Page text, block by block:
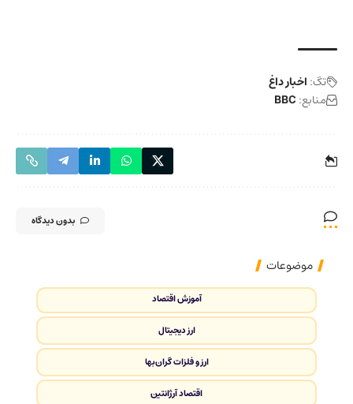
تگ: اخبار داغ
منابع: BBC
بدون دیدگاه
موضوعات
آموزش اقتصاد
ارز دیجیتال
ارز و فلزات گران‌بها
اقتصاد آرژانتین